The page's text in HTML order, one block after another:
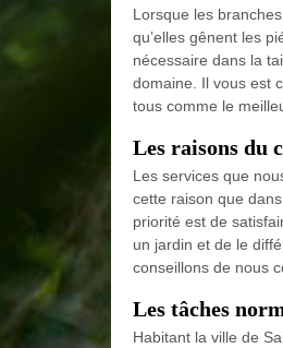
Lorsque les
qu’elles gênent les
nécessaire dans la
domaine. Il vous est
tous comme le
Les raisons du
Les services que
cette raison que
priorité est de
un jardin et de le
conseillons de nous
Les tâches
Habitant la ville de